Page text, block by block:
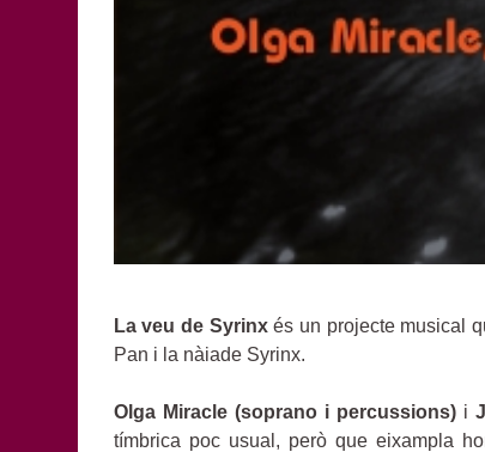
La veu de Syrinxés un projecte musical
Pan i la nàiade Syrinx.
Olga Miracle (soprano i percussions) i
tímbrica poc usual, però que eixampla